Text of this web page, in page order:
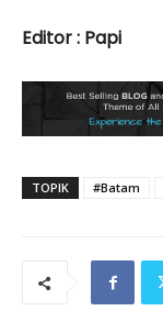
Editor : Papi
TOPIK #Batam